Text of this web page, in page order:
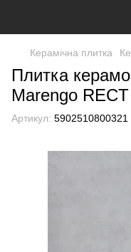
Керамічна плитка
Плитка
Marengo
Артикул: 5902510800321